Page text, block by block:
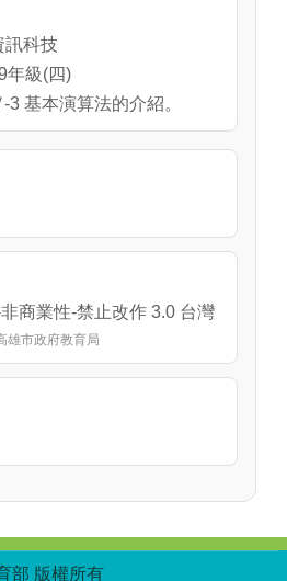
訊科技
年級(四)
基本演算法的介紹。
商業性-禁止改作 3.0 台灣
雄市政府教育局
部 版權所有